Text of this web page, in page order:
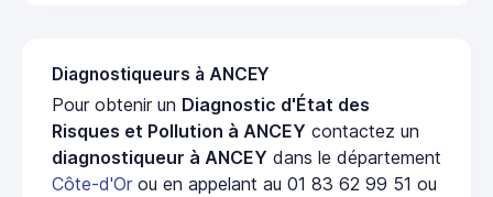
Diagnostiqueurs à ANCEY
Pour obtenir un Diagnostic d'État des
Risques et Pollution à ANCEY contactez un
diagnostiqueur à ANCEY dans le département
Côte-d'Or ou en appelant au 01 83 62 99 51 ou